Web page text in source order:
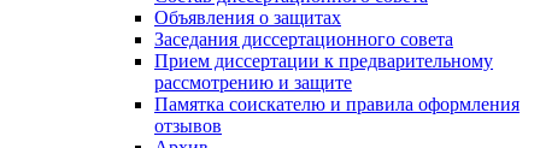
Объявления о защитах
Заседания диссертационного совета
Прием диссертации к предварительному
рассмотрению и защите
Памятка соискателю и правила оформления
отзывов